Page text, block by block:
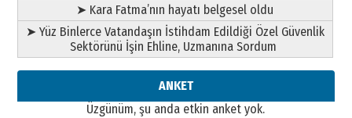
02 Ağustos 2026 Pazar
➤ Kara Fatma’nın hayatı belgesel oldu
➤ Yüz Binlerce Vatandaşın İstihdam Edildiği Özel Güvenlik
Sektörünü İşin Ehline, Uzmanına Sordum
ANKET
Üzgünüm, şu anda etkin anket yok.